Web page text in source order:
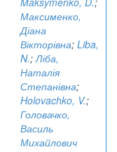
Максименко,
Діана
Вікторівна; Liba,
N.;Ліба,
Наталія
Степанівна;
Holovachko, V.;
Головачко,
Василь
Михайлович